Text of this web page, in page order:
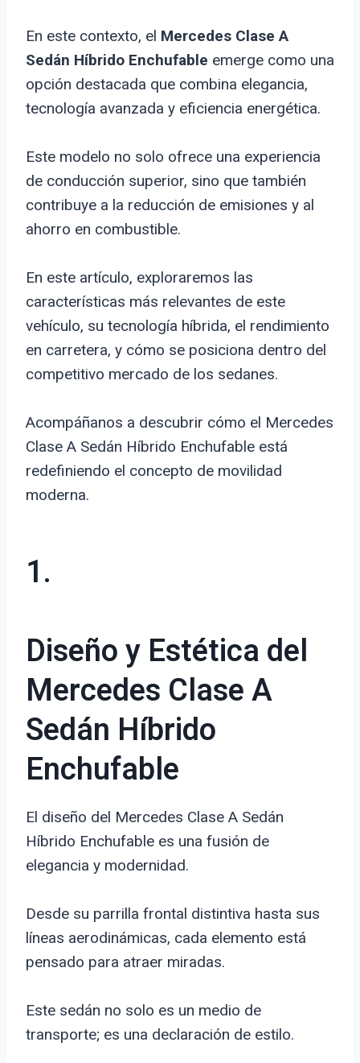
En este contexto, el Mercedes Clase A
Sedán Híbrido Enchufable emerge como una
opción destacada que combina elegancia,
tecnología avanzada y eficiencia energética.
Este modelo no solo ofrece una experiencia
de conducción superior, sino que también
contribuye a la reducción de emisiones y al
ahorro en combustible.
En este artículo, exploraremos las
características más relevantes de este
vehículo, su tecnología híbrida, el rendimiento
en carretera, y cómo se posiciona dentro del
competitivo mercado de los sedanes.
Acompáñanos a descubrir cómo el Mercedes
Clase A Sedán Híbrido Enchufable está
redefiniendo el concepto de movilidad
moderna.
1.
Diseño y Estética del
Mercedes Clase A
Sedán Híbrido
Enchufable
El diseño del Mercedes Clase A Sedán
Híbrido Enchufable es una fusión de
elegancia y modernidad.
Desde su parrilla frontal distintiva hasta sus
líneas aerodinámicas, cada elemento está
pensado para atraer miradas.
Este sedán no solo es un medio de
transporte; es una declaración de estilo.